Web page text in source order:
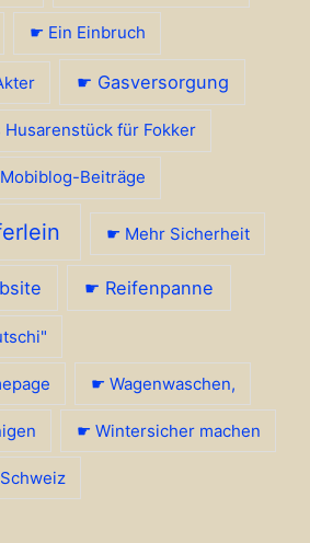
☛ Ein Einbruch
☛ Gasversorgung
für Fokker
Beiträge
☛ Mehr Sicherheit
☛ Reifenpanne
☛ Wagenwaschen,
☛ Wintersicher machen